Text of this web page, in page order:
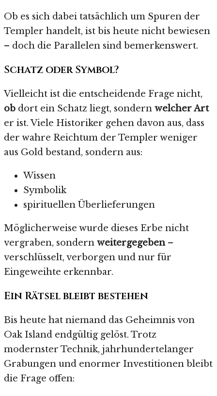
Ob es sich dabei tatsächlich um Spuren der
Templer handelt, ist bis heute nicht bewiesen
– doch die Parallelen sind bemerkenswert.
Schatz oder Symbol?
Vielleicht ist die entscheidende Frage nicht,
ob dort ein Schatz liegt, sondern welcher Art
er ist. Viele Historiker gehen davon aus, dass
der wahre Reichtum der Templer weniger
aus Gold bestand, sondern aus:
Wissen
Symbolik
spirituellen Überlieferungen
Möglicherweise wurde dieses Erbe nicht
vergraben, sondern weitergegeben–
verschlüsselt, verborgen und nur für
Eingeweihte erkennbar.
Ein Rätsel bleibt bestehen
Bis heute hat niemand das Geheimnis von
Oak Island endgültig gelöst. Trotz
modernster Technik, jahrhundertelanger
Grabungen und enormer Investitionen bleibt
die Frage offen: